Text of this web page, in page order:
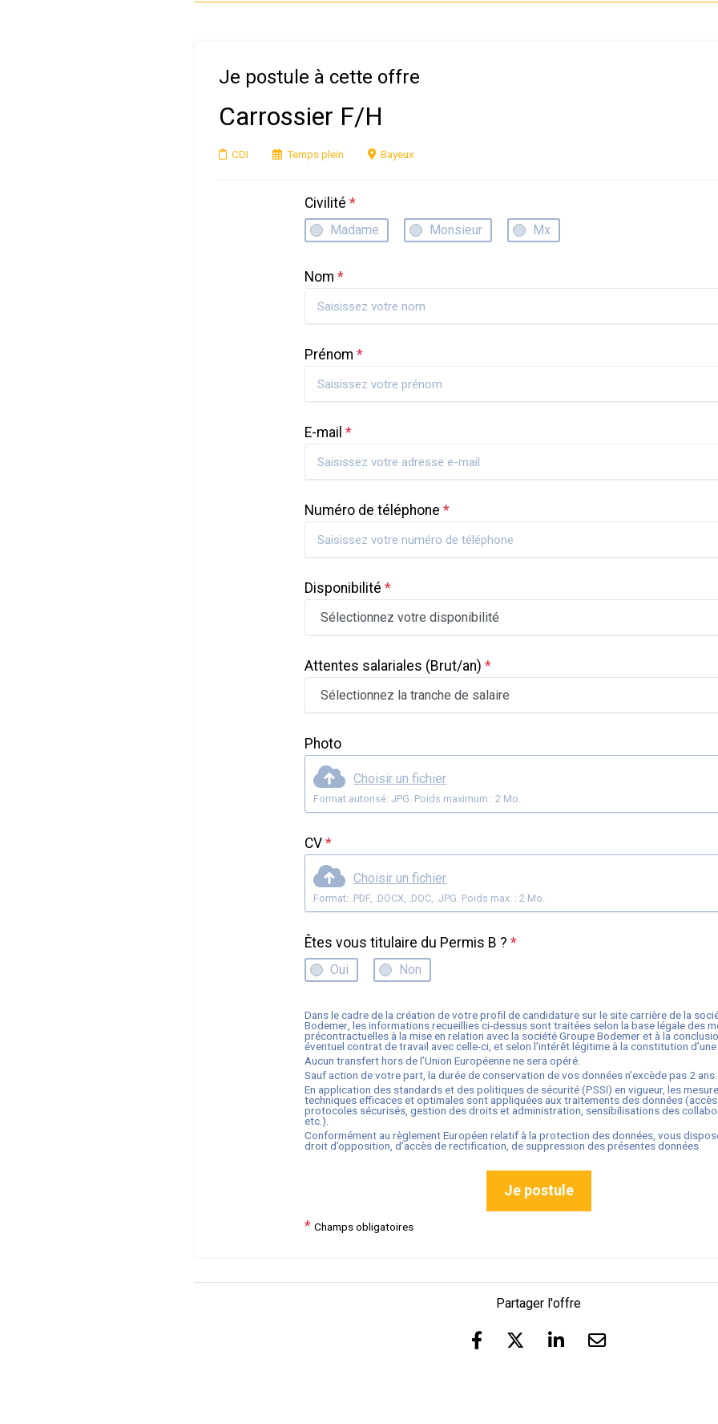
Je postule à cette offre
Carrossier F/H
CDI Temps plein Bayeux
Civilité*
Madame Monsieur Mx
Nom*
Prénom*
E-mail*
Numéro de téléphone*
Disponibilité*
Attentes salariales (Brut/an) *
Photo
Choisir un fichier
Format autorisé: JPG. Poids maximum : 2 Mo.
CV*
Choisir un fichier
Format: .PDF, .DOCX, .DOC, .JPG. Poids max. : 2 Mo.
Êtes vous titulaire du Permis B ?*
Oui Non
Dans le cadre de la création de votre profil de candidature sur le site carrière de la
Bodemer , les informations recueillies ci-dessus sont traitées selon la base légale des
précontractuelles à la mise en relation avec la sociétéGroupe Bodemeret à la
éventuel contrat de travail avec celle-ci, et selon l’intérêt légitime à la constitution
Aucun transfert hors de l’Union Européenne ne sera opéré.
Sauf action de votre part, la durée de conservation de vos données n’excède pas 2 ans.
En application des standards et des politiques de sécurité (PSSI) en vigueur, les
techniques efficaces et optimales sont appliquées aux traitements des données
protocoles sécurisés, gestion des droits et administration, sensibilisations des
etc.).
Conformément au règlement Européen relatif à la protection des données, vous
droit d’opposition, d’accès de rectification, de suppression des présentes données.
Je postule
*Champs obligatoires
Partager l'offre